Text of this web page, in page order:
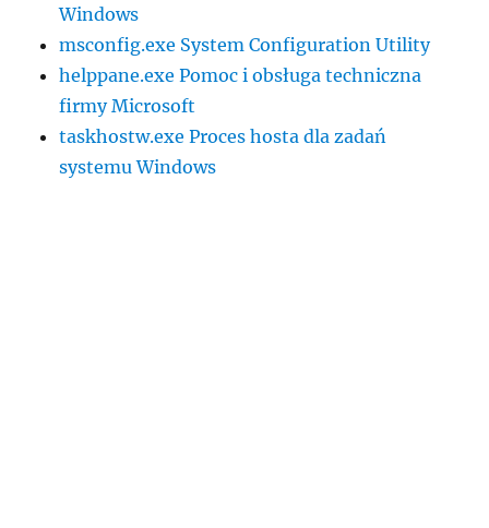
Windows
msconfig.exe System Configuration Utility
helppane.exe Pomoc i obsługa techniczna
firmy Microsoft
taskhostw.exe Proces hosta dla zadań
systemu Windows